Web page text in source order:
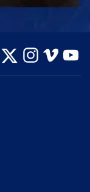
ESPLORA LE
SERIE